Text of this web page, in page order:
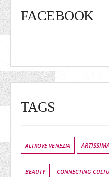
FACEBOOK
TAGS
ALTROVE VENEZIA
BEAUTY CONNECTING